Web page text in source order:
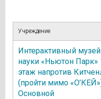
Учреждение
Интерактивный музей
науки «Ньютон Парк»
этаж напротив
(пройти мимо
Основной